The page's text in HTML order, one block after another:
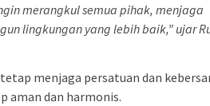
merangkul semua pihak, menjaga
lingkungan yang lebih baik,” ujar
menjaga persatuan dan
aman dan harmonis.